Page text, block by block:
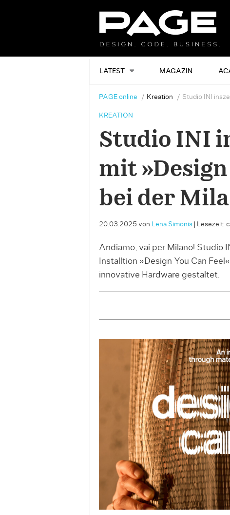
LATEST MAGAZIN
PAGE online Kreation Studio INI
KREATION
Studio INI
mit »Design
bei der
20.03.2025 von Lena Simonis Lesezeit:
Andiamo, vai per Milano! Studio
Installtion »Design You Can
innovative Hardware gestaltet.